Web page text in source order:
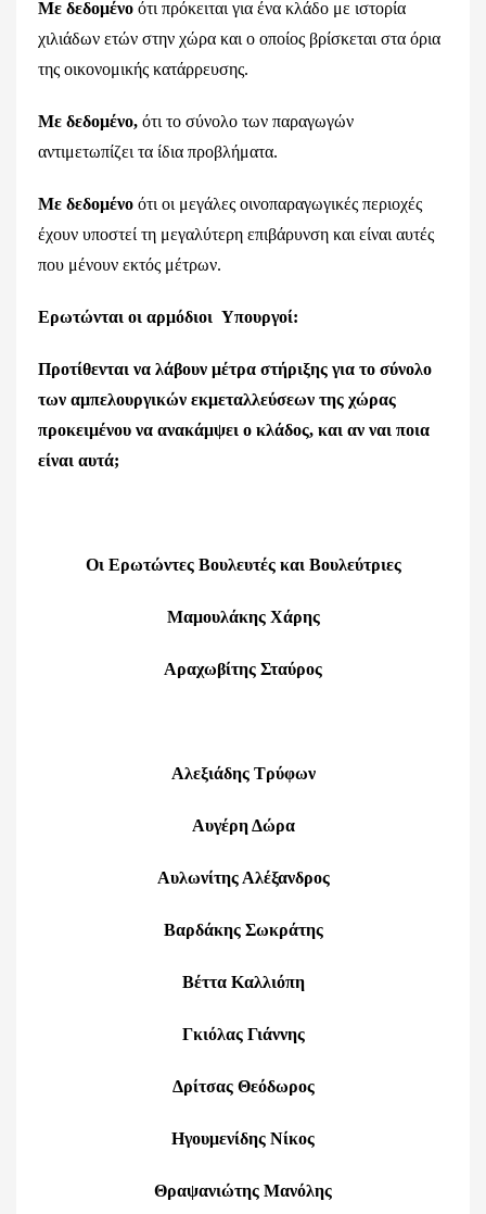
Με δεδομένο ότι πρόκειται για ένα κλάδο με ιστορία
χιλιάδων ετών στην χώρα και ο οποίος βρίσκεται στα όρια
της οικονομικής κατάρρευσης.
Με δεδομένο, ότι το σύνολο των παραγωγών
αντιμετωπίζει τα ίδια προβλήματα.
Με δεδομένο ότι οι μεγάλες οινοπαραγωγικές περιοχές
έχουν υποστεί τη μεγαλύτερη επιβάρυνση και είναι αυτές
που μένουν εκτός μέτρων.
Ερωτώνται οι αρμόδιοι Υπουργοί:
Προτίθενται να λάβουν μέτρα στήριξης για το σύνολο
των αμπελουργικών εκμεταλλεύσεων της χώρας
προκειμένου να ανακάμψει ο κλάδος, και αν ναι ποια
είναι αυτά;
Οι Ερωτώντες Βουλευτές και Βουλεύτριες
Μαμουλάκης Χάρης
Αραχωβίτης Σταύρος
Αλεξιάδης Τρύφων
Αυγέρη Δώρα
Αυλωνίτης Αλέξανδρος
Βαρδάκης Σωκράτης
Βέττα Καλλιόπη
Γκιόλας Γιάννης
Δρίτσας Θεόδωρος
Ηγουμενίδης Νίκος
Θραψανιώτης Μανόλης